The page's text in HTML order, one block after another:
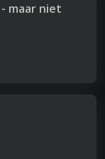
maar niet